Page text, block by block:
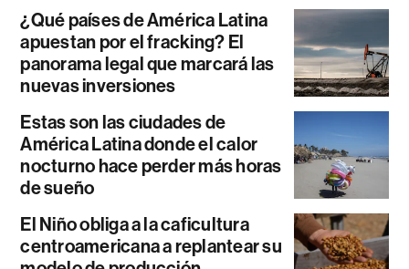
¿Qué países de América Latina
apuestan por el fracking? El
panorama legal que marcará las
nuevas inversiones
Estas son las ciudades de
América Latina donde el calor
nocturno hace perder más horas
de sueño
El Niño obliga a la caficultura
centroamericana a replantear su